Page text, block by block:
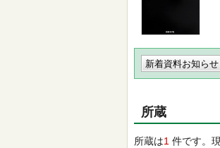
新着資料お知らせ
所蔵
所蔵は1 件です。